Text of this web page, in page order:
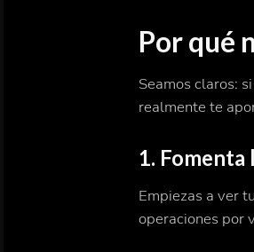
Por qué
Seamos claros:
realmente te
1. Fomenta
Empiezas a ver
operaciones por